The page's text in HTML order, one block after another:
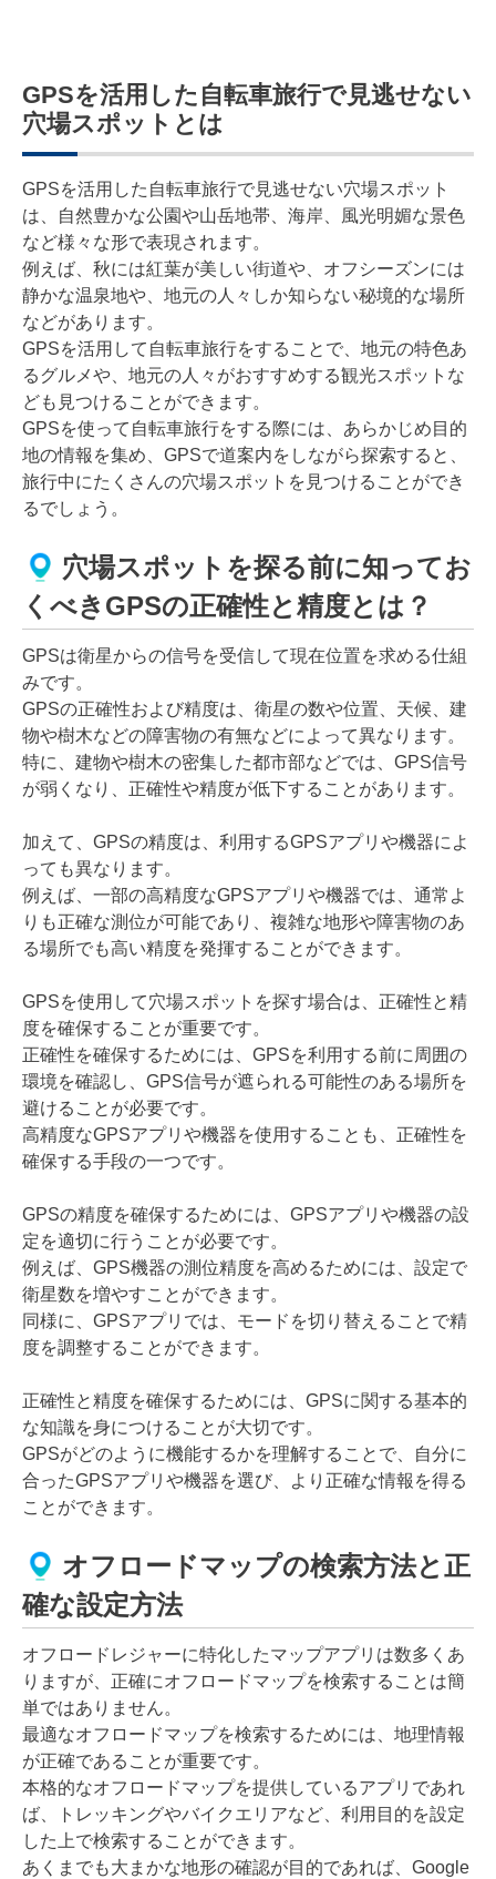
GPSを活用した自転車旅行で見逃せない
穴場スポットとは
GPSを活用した自転車旅行で見逃せない穴場スポット
は、自然豊かな公園や山岳地帯、海岸、風光明媚な景色
など様々な形で表現されます。
例えば、秋には紅葉が美しい街道や、オフシーズンには
静かな温泉地や、地元の人々しか知らない秘境的な場所
などがあります。
GPSを活用して自転車旅行をすることで、地元の特色あ
るグルメや、地元の人々がおすすめする観光スポットな
ども見つけることができます。
GPSを使って自転車旅行をする際には、あらかじめ目的
地の情報を集め、GPSで道案内をしながら探索すると、
旅行中にたくさんの穴場スポットを見つけることができ
るでしょう。
穴場スポットを探る前に知ってお
くべきGPSの正確性と精度とは？
GPSは衛星からの信号を受信して現在位置を求める仕組
みです。
GPSの正確性および精度は、衛星の数や位置、天候、建
物や樹木などの障害物の有無などによって異なります。
特に、建物や樹木の密集した都市部などでは、GPS信号
が弱くなり、正確性や精度が低下することがあります。
加えて、GPSの精度は、利用するGPSアプリや機器によ
っても異なります。
例えば、一部の高精度なGPSアプリや機器では、通常よ
りも正確な測位が可能であり、複雑な地形や障害物のあ
る場所でも高い精度を発揮することができます。
GPSを使用して穴場スポットを探す場合は、正確性と精
度を確保することが重要です。
正確性を確保するためには、GPSを利用する前に周囲の
環境を確認し、GPS信号が遮られる可能性のある場所を
避けることが必要です。
高精度なGPSアプリや機器を使用することも、正確性を
確保する手段の一つです。
GPSの精度を確保するためには、GPSアプリや機器の設
定を適切に行うことが必要です。
例えば、GPS機器の測位精度を高めるためには、設定で
衛星数を増やすことができます。
同様に、GPSアプリでは、モードを切り替えることで精
度を調整することができます。
正確性と精度を確保するためには、GPSに関する基本的
な知識を身につけることが大切です。
GPSがどのように機能するかを理解することで、自分に
合ったGPSアプリや機器を選び、より正確な情報を得る
ことができます。
オフロードマップの検索方法と正
確な設定方法
オフロードレジャーに特化したマップアプリは数多くあ
りますが、正確にオフロードマップを検索することは簡
単ではありません。
最適なオフロードマップを検索するためには、地理情報
が正確であることが重要です。
本格的なオフロードマップを提供しているアプリであれ
ば、トレッキングやバイクエリアなど、利用目的を設定
した上で検索することができます。
あくまでも大まかな地形の確認が目的であれば、Google